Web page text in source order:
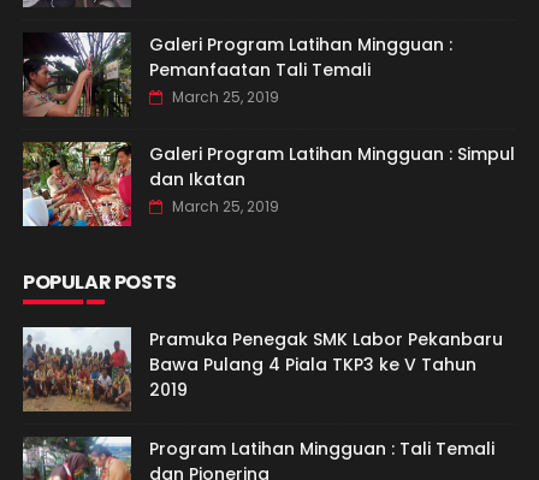
Galeri Program Latihan Mingguan :
Pemanfaatan Tali Temali
March 25, 2019
Galeri Program Latihan Mingguan : Simpul
dan Ikatan
March 25, 2019
POPULAR POSTS
Pramuka Penegak SMK Labor Pekanbaru
Bawa Pulang 4 Piala TKP3 ke V Tahun
2019
Program Latihan Mingguan : Tali Temali
dan Pionering